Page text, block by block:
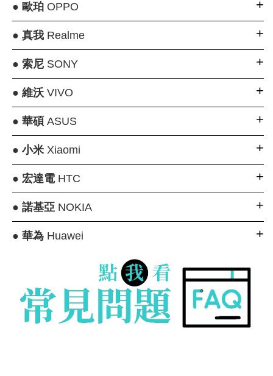
● 歐珀OPPO
● 真我Realme
● 索尼SONY
● 維沃VIVO
● 華碩 ASUS
● 小米Xiaomi
● 宏達電HTC
● 諾基亞NOKIA
● 華為Huawei